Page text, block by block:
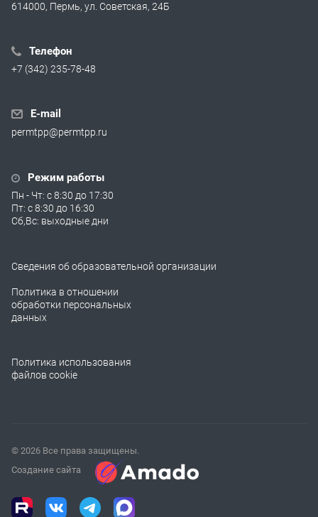
614000, Пермь, ул. Советская, 24Б
Телефон
+7 (342) 235-78-48
E-mail
permtpp@permtpp.ru
Режим работы
Пн - Чт: с 8:30 до 17:30
Пт: с 8:30 до 16:30
Сб,Вс: выходные дни
Сведения об образовательной организации
Политика в отношении
обработки персональных
данных
Политика использования
файлов cookie
© 2026 Все права защищены.
Создание сайта